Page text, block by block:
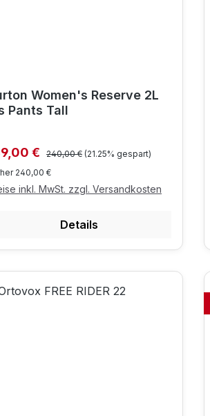
Women's Reserve 2L
Pants Tall
€ Regulärer Preis:
240,00 € (21.25% gespart)
240,00 €
inkl. MwSt. zzgl. Versandkosten
Details